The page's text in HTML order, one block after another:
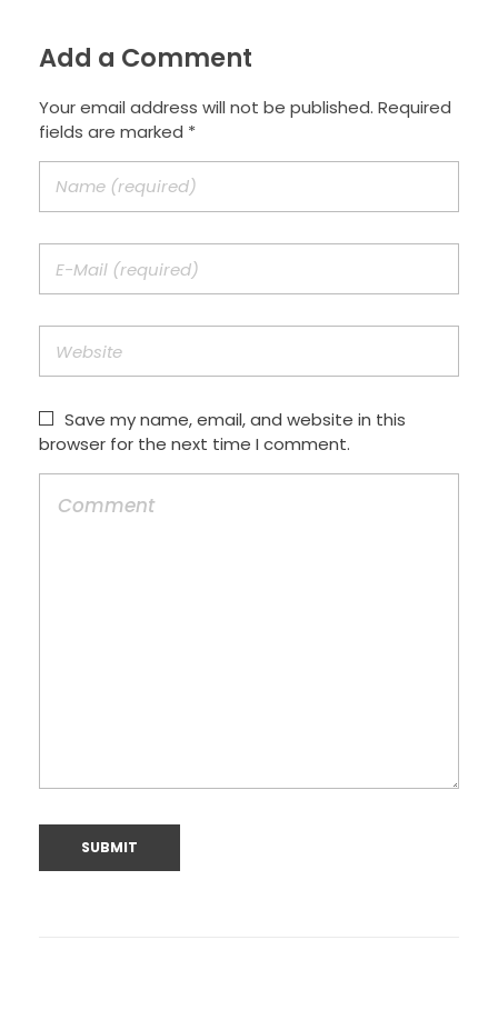
Add a Comment
Your email address will not be published. Required
fields are marked *
Save my name, email, and website in this
browser for the next time I comment.